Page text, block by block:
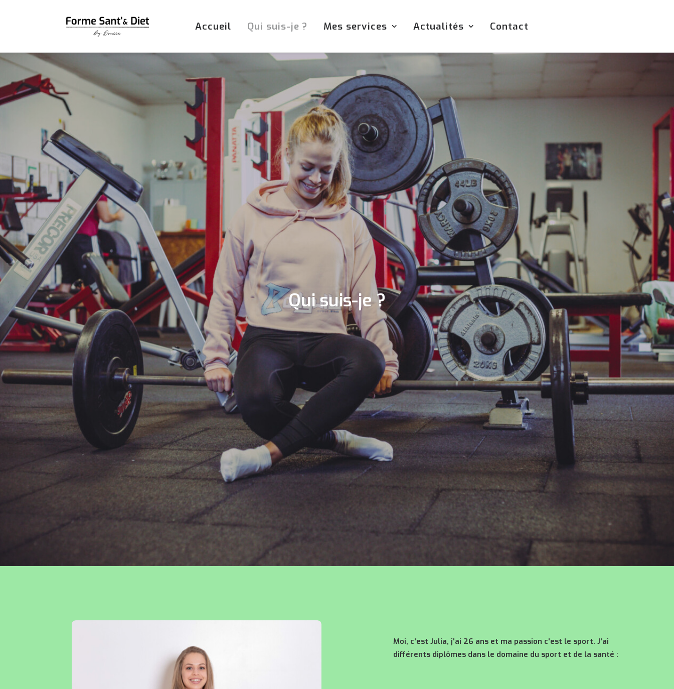
Accueil Qui suis-je ? Mes services Actualités Contact
Qui suis-je ?
Moi, c'est Julia, j'ai 26 ans et ma passion c'est le sport. J'ai
différents diplômes dans le domaine du sport et de la santé :